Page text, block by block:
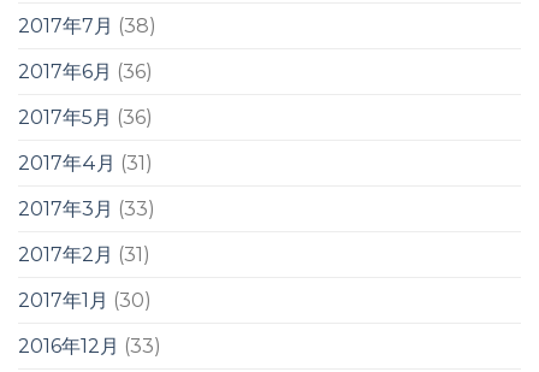
2017年7月 (38)
2017年6月 (36)
2017年5月 (36)
2017年4月 (31)
2017年3月 (33)
2017年2月 (31)
2017年1月 (30)
2016年12月 (33)